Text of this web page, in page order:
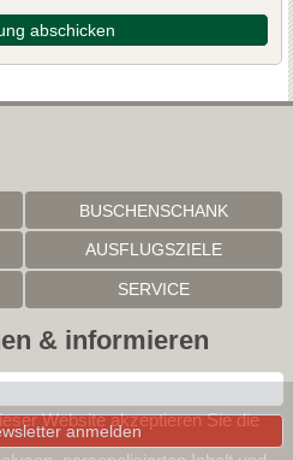
abschicken
BUSCHENSCHANK
AUSFLUGSZIELE
SERVICE
& informieren
anmelden
Website akzeptieren Sie die